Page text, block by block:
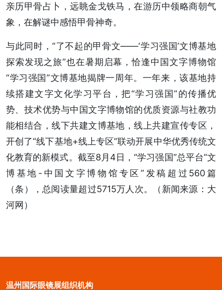
亲历甲骨占卜，远眺金戈铁马，在游历中领略商朝气
象，在解谜中感悟甲骨神奇。
与此同时，“了不起的甲骨文——‘学习强国’文博基地
探索发现之旅”也在暑期启幕，恰逢中国文字博物馆
“学习强国”文博基地揭牌一周年。一年来，该基地持
续搭建文字文化学习平台，把“学习强国”的传播优
势、技术优势与中国文字博物馆的优质资源与社教功
能相结合，线下共建文博基地，线上共建宣传专区，
开创了“线下基地+线上专区”联动开展中华优秀传统文
化教育的新模式。截至8月4日，“学习强国”总平台“文
博基地-中国文字博物馆专区”发稿超过560篇
（条），总阅读量超过5715万人次。（新闻来源：大
河网）
温州国际眼镜展组织机构